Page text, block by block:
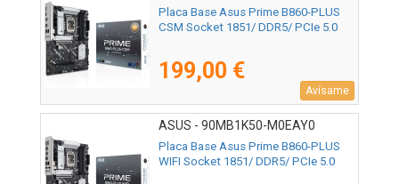
Placa Base Asus Prime B860-PLUS
CSM Socket 1851/ DDR5/ PCIe 5.0
199,00 €
Avísame
ASUS - 90MB1K50-M0EAY0
Placa Base Asus Prime B860-PLUS
WIFI Socket 1851/ DDR5/ PCIe 5.0